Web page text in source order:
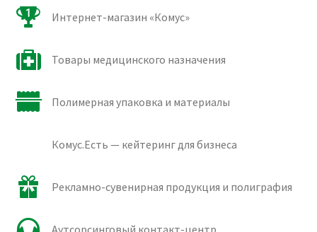
Интернет-магазин «Комус»
Товары медицинского назначения
Полимерная упаковка и материалы
Комус.Есть — кейтеринг для бизнеса
Рекламно-сувенирная продукция и полиграфия